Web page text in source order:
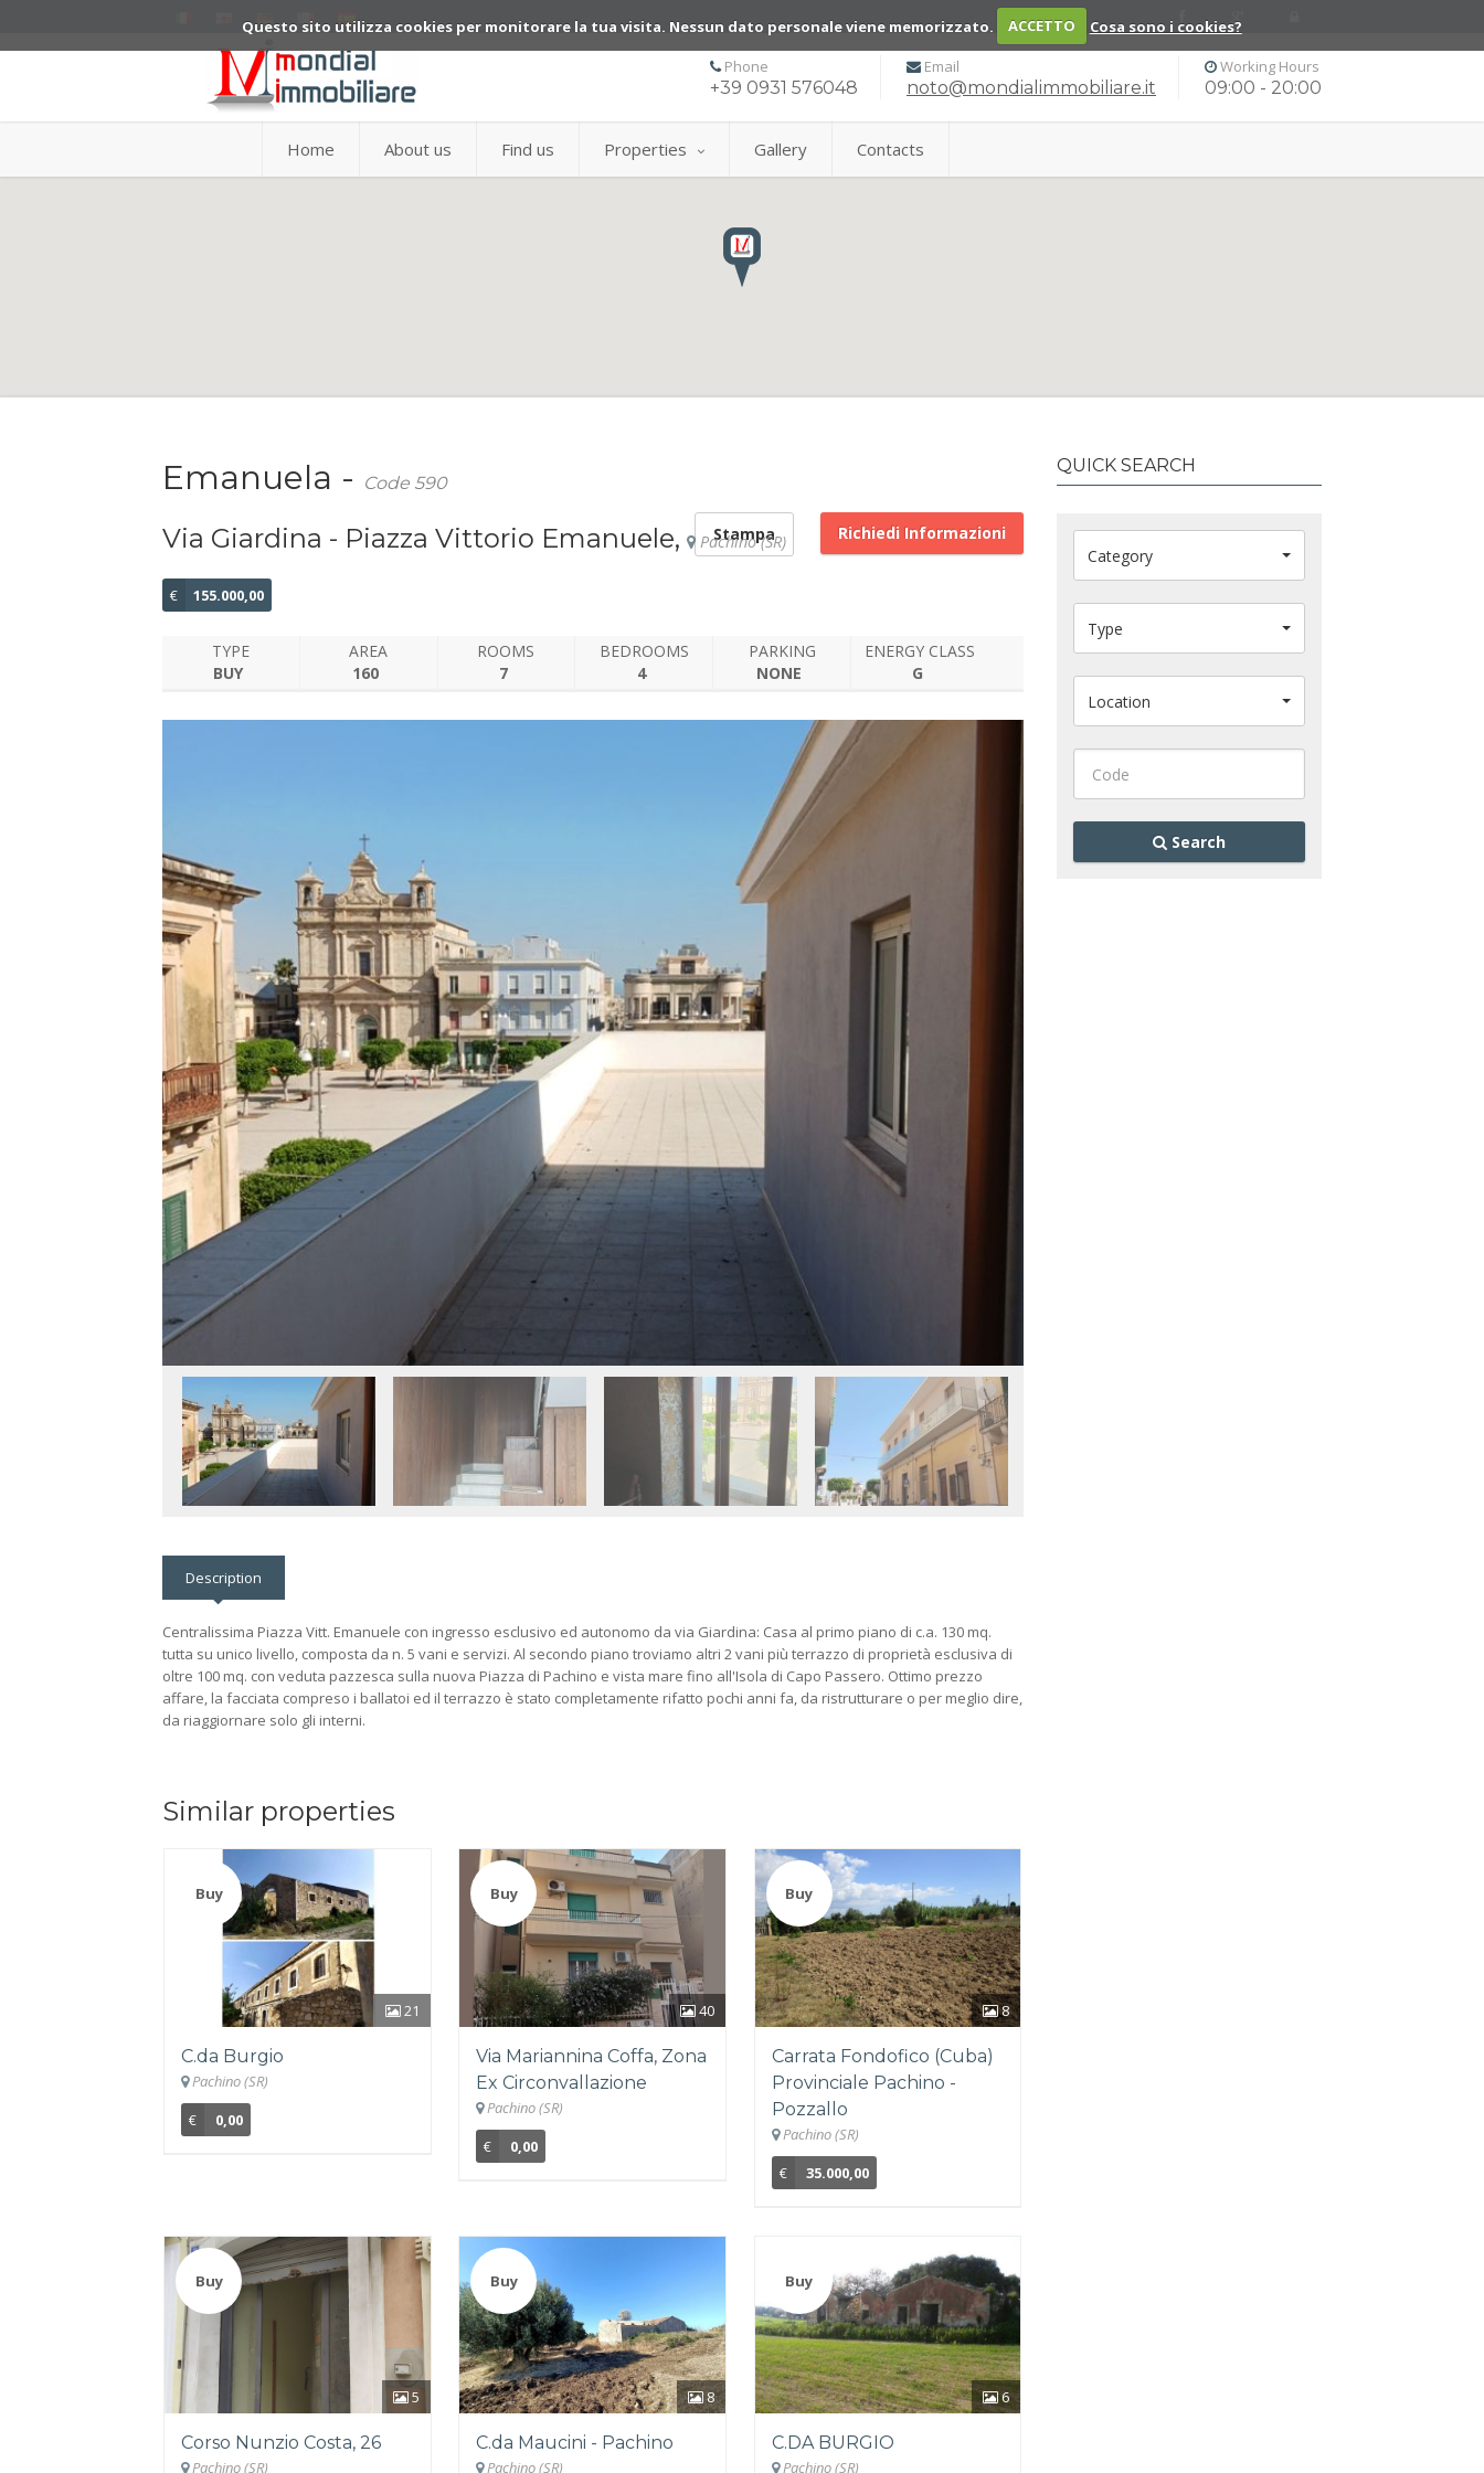
Questo sito utilizza cookies per monitorare la tua visita. Nessun dato personale viene memorizzato. ACCETTO Cosa sono i cookies?
Phone
+39 0931 576048
Email
noto@mondialimmobiliare.it
Working Hours
09:00 - 20:00
Home About us Find us Properties Gallery Contacts
Emanuela - Code 590
Via Giardina - Piazza Vittorio Emanuele, Pachino (SR)
€ 155.000,00
Stampa Richiedi Informazioni
TYPE
BUY
AREA
160
ROOMS
7
BEDROOMS
4
PARKING
NONE
ENERGY CLASS
G
Description
Centralissima Piazza Vitt. Emanuele con ingresso esclusivo ed autonomo da via Giardina: Casa al primo piano di c.a. 130 mq.
tutta su unico livello, composta da n. 5 vani e servizi. Al secondo piano troviamo altri 2 vani più terrazzo di proprietà esclusiva di
oltre 100 mq. con veduta pazzesca sulla nuova Piazza di Pachino e vista mare fino all'Isola di Capo Passero. Ottimo prezzo
affare, la facciata compreso i ballatoi ed il terrazzo è stato completamente rifatto pochi anni fa, da ristrutturare o per meglio dire,
da riaggiornare solo gli interni.
Similar properties
21
Buy
C.da Burgio
Pachino (SR)
€
0,00
40
Buy
Via Mariannina Coffa, Zona
Ex Circonvallazione
Pachino (SR)
€
0,00
8
Buy
Carrata Fondofico (Cuba)
Provinciale Pachino -
Pozzallo
Pachino (SR)
€
35.000,00
5
Buy
Corso Nunzio Costa, 26
Pachino (SR)
8
Buy
C.da Maucini - Pachino
Pachino (SR)
6
Buy
C.DA BURGIO
Pachino (SR)
QUICK SEARCH
Category
Type
Location
Search